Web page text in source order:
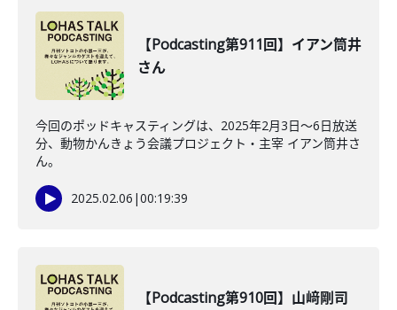
【Podcasting第911回】イアン筒井
さん
今回のポッドキャスティングは、2025年2月3日～6日放送
分、動物かんきょう会議プロジェクト・主宰 イアン筒井さ
ん。
2025.02.06 |00:19:39
【Podcasting第910回】山﨑剛司